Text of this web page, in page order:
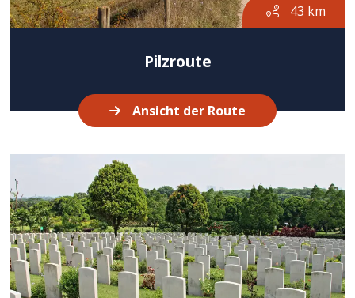
43 km
Pilzroute
Ansicht der Route